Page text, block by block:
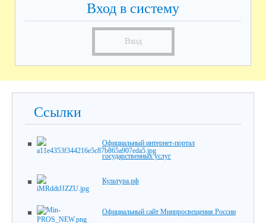
Вход в систему
Вход
Ссылки
Официальный интернет-портал
государственных услуг
Культура.рф
Официальный сайт Минпросвещения России